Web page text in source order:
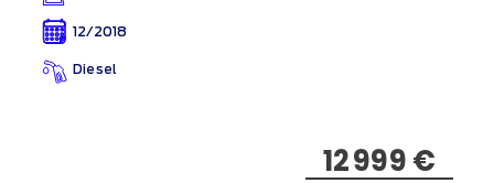
12/2018
Diesel
12 999 €